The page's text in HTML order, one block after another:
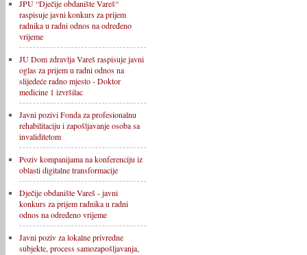
JPU “Dječije obdanište Vareš“
raspisuje javni konkurs za prijem
radnika u radni odnos na određeno
vrijeme
JU Dom zdravlja Vareš raspisuje javni
oglas za prijem u radni odnos na
slijedeće radno mjesto - Doktor
medicine 1 izvršilac
Javni pozivi Fonda za profesionalnu
rehabilitaciju i zapošljavanje osoba sa
invaliditetom
Poziv kompanijama na konferenciju iz
oblasti digitalne transformacije
Dječije obdanište Vareš - javni
konkurs za prijem radnika u radni
odnos na određeno vrijeme
Javni poziv za lokalne privredne
subjekte, process samozapošljavanja,